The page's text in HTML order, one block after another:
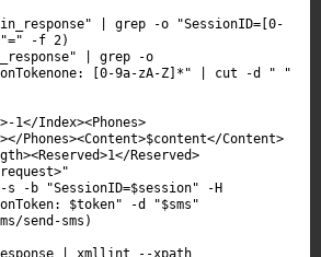
| grep -o "SessionID=[0-
-f 2)
| grep -o
[0-9a-zA-Z]*" | cut -d " "
1</Index><Phones>
Phones><Content>$content</Content>
Reserved>
-s -b "SessionID=$session" -H
$token" -d "$sms"
send-sms)
| xmllint --xpath